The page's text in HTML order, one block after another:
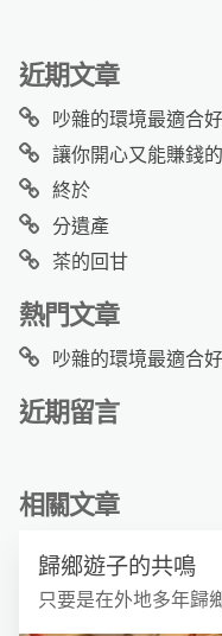
近期文章
吵雜的環境最適合
讓你開心又能賺錢
終於
分遺產
茶的回甘
熱門文章
吵雜的環境最適合
近期留言
相關文章
歸鄉遊子的共鳴
只要是在外地多年歸